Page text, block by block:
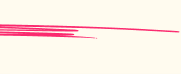
komunity. Rady a zpětná vazba kdykoliv